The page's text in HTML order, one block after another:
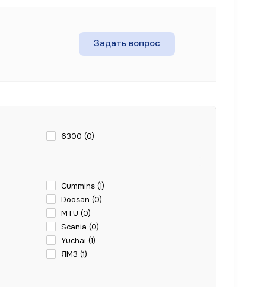
Задать вопрос
6300 (0)
Cummins (1)
Doosan (0)
MTU (0)
Scania (0)
Yuchai (1)
ЯМЗ (1)